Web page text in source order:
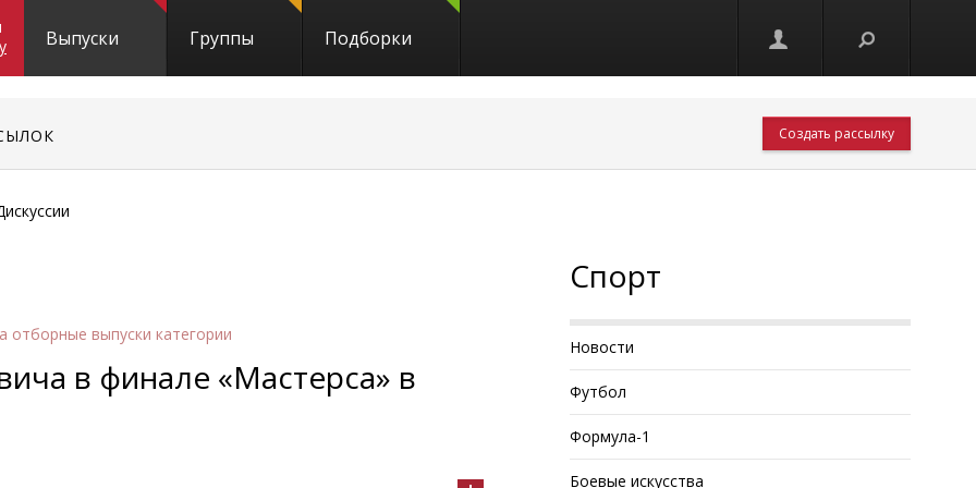
Выпуски Группы Подборки
Создать рассылку
отборные выпуски категории
в финале «Мастерса» в
Спорт
Новости
Футбол
Формула-1
Боевые искусства